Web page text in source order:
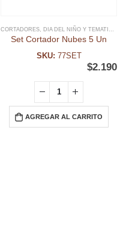
,FECHAS ESPECIALES,FONDANT,
CORTADORES, DIA DEL NIÑO Y TEMATICAS
Set Cortador Nubes 5 Un
SKU: 77SET
$2.190
AGREGAR AL CARRITO